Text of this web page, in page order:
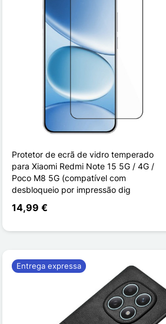
Protetor de ecrã de vidro temperado
para Xiaomi Redmi Note 15 5G / 4G /
Poco M8 5G (compatível com
desbloqueio por impressão dig
14,99 €
Entrega expressa